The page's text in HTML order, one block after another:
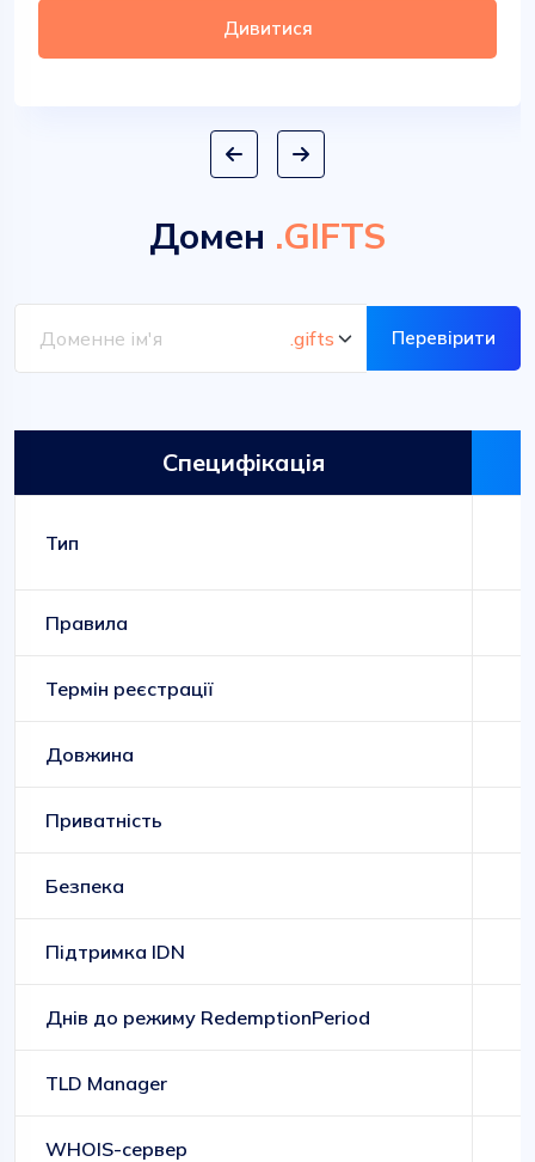
Дивитися
Домен .GIFTS
Перевірити
Специфікація
Тип
Правила
Термін реєстрації
Довжина
Приватність
Безпека
Підтримка IDN
Днів до режиму RedemptionPeriod
TLD Manager
WHOIS-сервер